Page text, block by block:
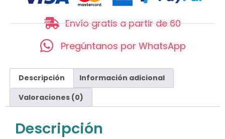
Envío gratis a partir de 60
Pregúntanos por WhatsApp
Descripción
Información adicional
Valoraciones (0)
Descripción